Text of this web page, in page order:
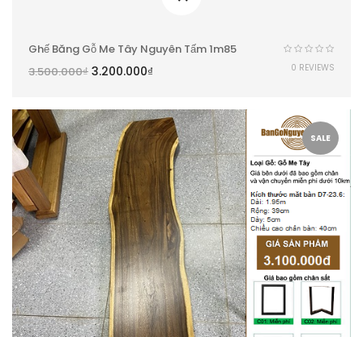
Ghế Băng Gỗ Me Tây Nguyên Tấm 1m85
3.500.000₫ 3.200.000₫ 0 REVIEWS
SALE